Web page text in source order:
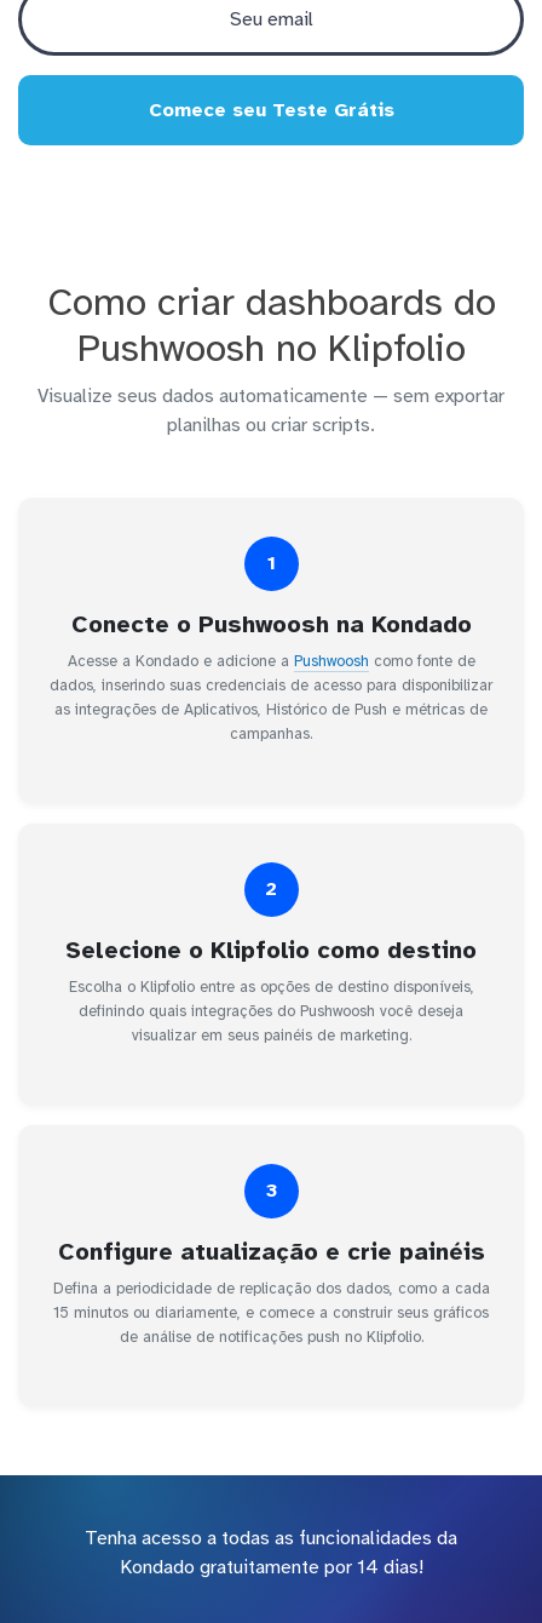
Comece seu Teste Grátis
Como criar dashboards do
Pushwoosh no Klipfolio
Visualize seus dados automaticamente — sem exportar
planilhas ou criar scripts.
1
Conecte o Pushwoosh na Kondado
Acesse a Kondado e adicione a Pushwoosh como fonte de
dados, inserindo suas credenciais de acesso para disponibilizar
as integrações de Aplicativos, Histórico de Push e métricas de
campanhas.
2
Selecione o Klipfolio como destino
Escolha o Klipfolio entre as opções de destino disponíveis,
definindo quais integrações do Pushwoosh você deseja
visualizar em seus painéis de marketing.
3
Configure atualização e crie painéis
Defina a periodicidade de replicação dos dados, como a cada
15 minutos ou diariamente, e comece a construir seus gráficos
de análise de notificações push no Klipfolio.
Tenha acesso a todas as funcionalidades da
Kondado gratuitamente por 14 dias!